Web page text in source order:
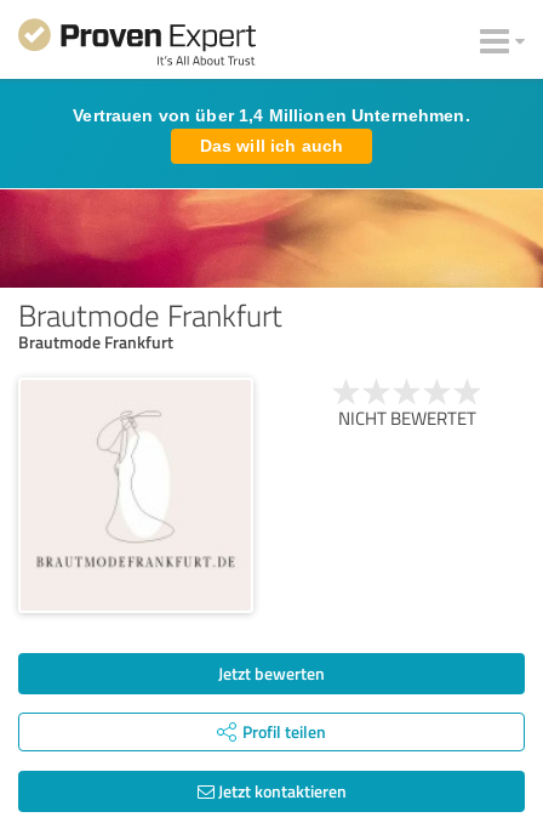
Vertrauen von über 1,4 Millionen Unternehmen.
Das will ich auch
Brautmode Frankfurt
Brautmode Frankfurt
NICHT BEWERTET
Jetzt bewerten
Profil teilen
Jetzt kontaktieren